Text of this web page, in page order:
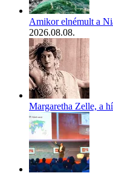
Amikor elnémult a
2026.08.08.
Margaretha Zelle, a